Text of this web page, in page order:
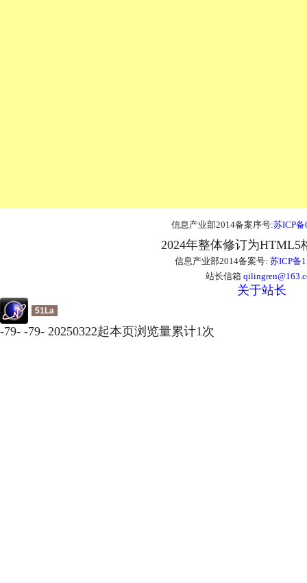
信息产业部2014备案序号:苏ICP
2024年整体修订为HTML5
信息产业部2014备案号: 苏ICP备
站长信箱
关于站长
51La
-79- -79- 20250322起本页浏览量累计1次